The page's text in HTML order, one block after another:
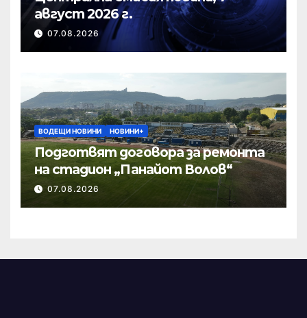
август 2026 г.
07.08.2026
ВОДЕЩИ НОВИНИ НОВИНИ+
Подготвят договора за ремонта
на стадион „Панайот Волов“
07.08.2026